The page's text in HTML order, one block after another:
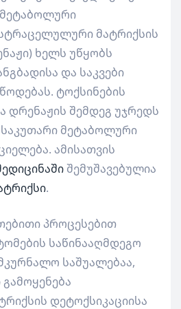
მატრიქსის
ხელს უწყობს
და საკვები
ტოქსინების
დრენაჟის შემდეგ უჯრედს
მეტაბოლური
ამისათვის
შემუშავებულია
.
პროცესებით
საწინააღმდეგო
საშუალებაა,
გამოყენება
დეტოქსიკაციისა